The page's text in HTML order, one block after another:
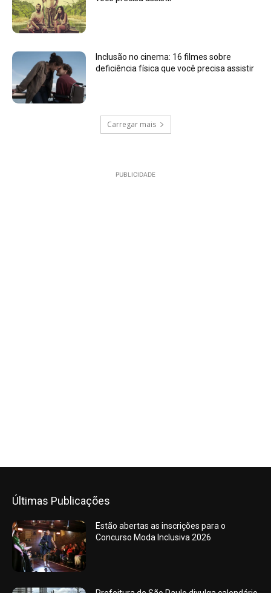
Inclusão no cinema: 16 filmes sobre
deficiência física que você precisa assistir
Carregar mais
PUBLICIDADE
Últimas Publicações
Estão abertas as inscrições para o
Concurso Moda Inclusiva 2026